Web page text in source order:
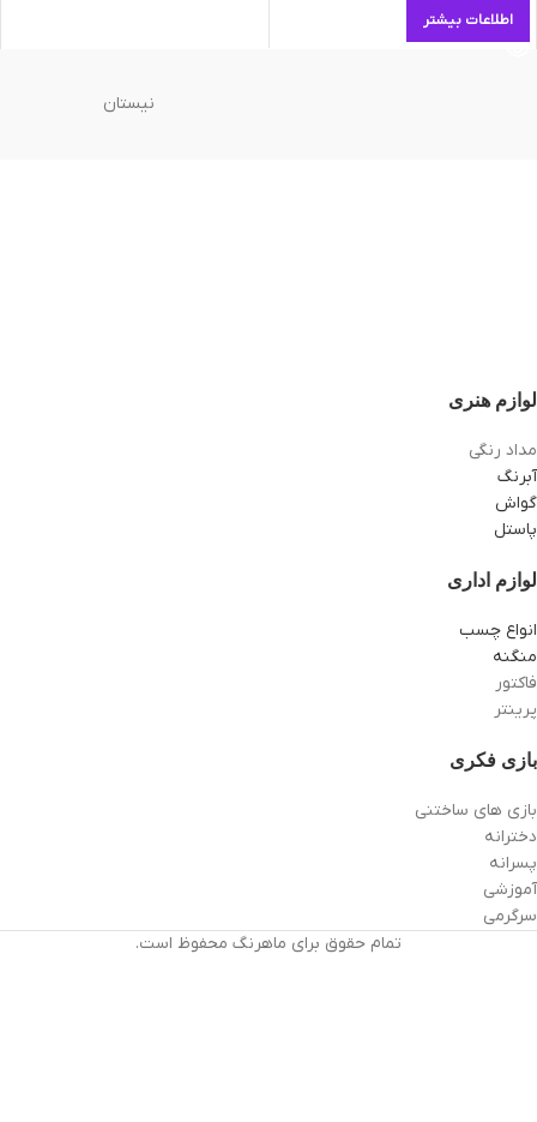
اطلاعات بیشتر
نیستان
لوازم هنری
مداد رنگی
آبرنگ
گواش
پاستل
لوازم اداری
انواع چسب
منگنه
فاکتور
پرینتر
بازی فکری
بازی های ساختنی
دخترانه
پسرانه
آموزشی
سرگرمی
تمام حقوق برای ماهرنگ محفوظ است.